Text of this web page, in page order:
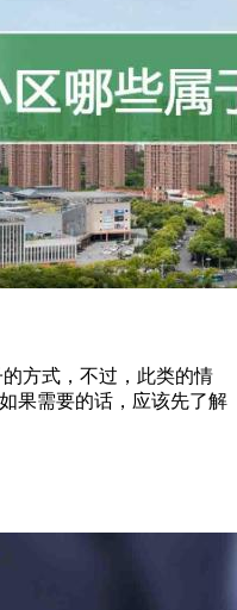
方式，不过，此类的情
果需要的话，应该先了解